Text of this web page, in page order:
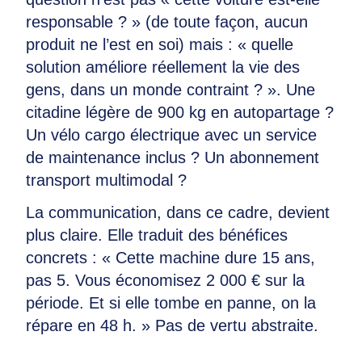
responsable ? » (de toute façon, aucun
produit ne l’est en soi) mais : « quelle
solution améliore réellement la vie des
gens, dans un monde contraint ? ». Une
citadine légère de 900 kg en autopartage ?
Un vélo cargo électrique avec un service
de maintenance inclus ? Un abonnement
transport multimodal ?
La communication, dans ce cadre, devient
plus claire. Elle traduit des bénéfices
concrets : « Cette machine dure 15 ans,
pas 5. Vous économisez 2 000 € sur la
période. Et si elle tombe en panne, on la
répare en 48 h. » Pas de vertu abstraite.